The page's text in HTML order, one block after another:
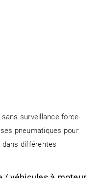
sans surveillance force-
pneumatiques pour
dans différentes